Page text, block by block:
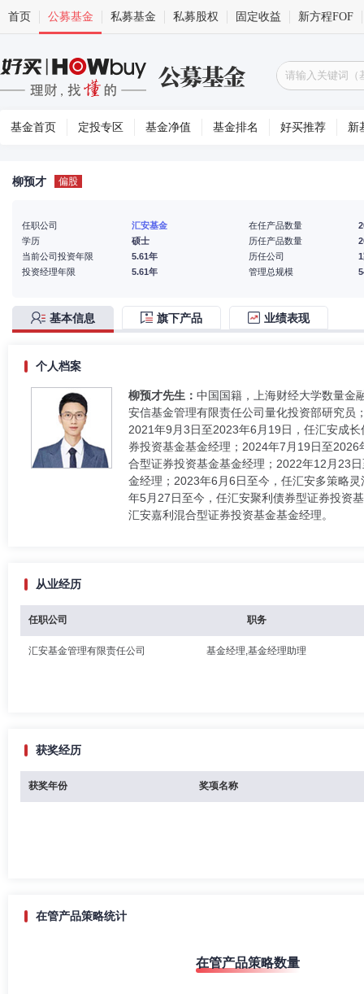
首页 公募基金 私募基金 私募股权 固定收益 新方程FOF
基金首页 定投专区 基金净值 基金排名 好买推荐 新
柳预才 偏股
任职公司
汇安基金
学历
硕士
当前公司投资年限
5.61年
投资经理年限
5.61年
在任产品数量
历任产品数量
历任公司
管理总规模
基本信息 旗下产品 业绩表现
个人档案
柳预才先生： 中国国籍，上海财经大学数量金
安信基金管理有限责任公司量化投资部研究员
2021年9月3日至2023年6月19日，任汇安成
券投资基金基金经理；2024年7月19日至
合型证券投资基金基金经理；2022年12月23
金经理；2023年6月6日至今，任汇安多策略
年5月27日至今，任汇安聚利债券型证券投资
汇安嘉利混合型证券投资基金基金经理。
从业经历
任职公司 职务
汇安基金管理有限责任公司 基金经理,基金经理助理
获奖经历
获奖年份 奖项名称
在管产品策略统计
在管产品策略数量